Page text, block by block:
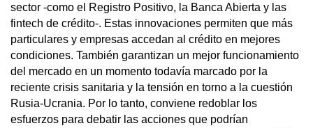
sector -como el Registro Positivo, la Banca Abierta y las
fintech de crédito-. Estas innovaciones permiten que más
particulares y empresas accedan al crédito en mejores
condiciones. También garantizan un mejor funcionamiento
del mercado en un momento todavía marcado por la
reciente crisis sanitaria y la tensión en torno a la cuestión
Rusia-Ucrania. Por lo tanto, conviene redoblar los
esfuerzos para debatir las acciones que podrían